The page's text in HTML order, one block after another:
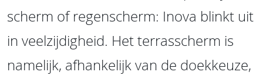
scherm of regenscherm: Inova blinkt uit
in veelzijdigheid. Het terrasscherm is
namelijk, afhankelijk van de doekkeuze,